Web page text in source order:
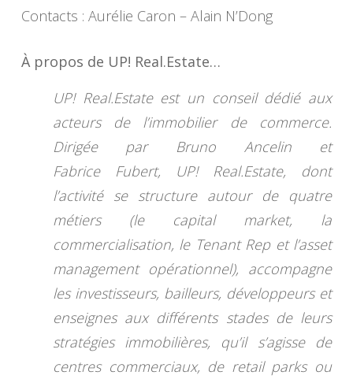
Contacts : Aurélie Caron – Alain N’Dong
À propos de UP! Real.Estate…
UP! Real.Estate est un conseil dédié aux
acteurs de l’immobilier de commerce.
Dirigée par Bruno Ancelin et
Fabrice Fubert, UP! Real.Estate, dont
l’activité se structure autour de quatre
métiers (le capital market, la
commercialisation, le Tenant Rep et l’asset
management opérationnel), accompagne
les investisseurs, bailleurs, développeurs et
enseignes aux différents stades de leurs
stratégies immobilières, qu’il s’agisse de
centres commerciaux, de retail parks ou